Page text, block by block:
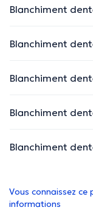
Blanchiment
Blanchiment
Blanchiment
Blanchiment
Blanchiment
Vous connaissez
informations